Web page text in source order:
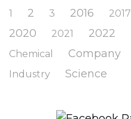
1 2 3 2016 2017
2020 2021 2022
Chemical Company
Industry Science